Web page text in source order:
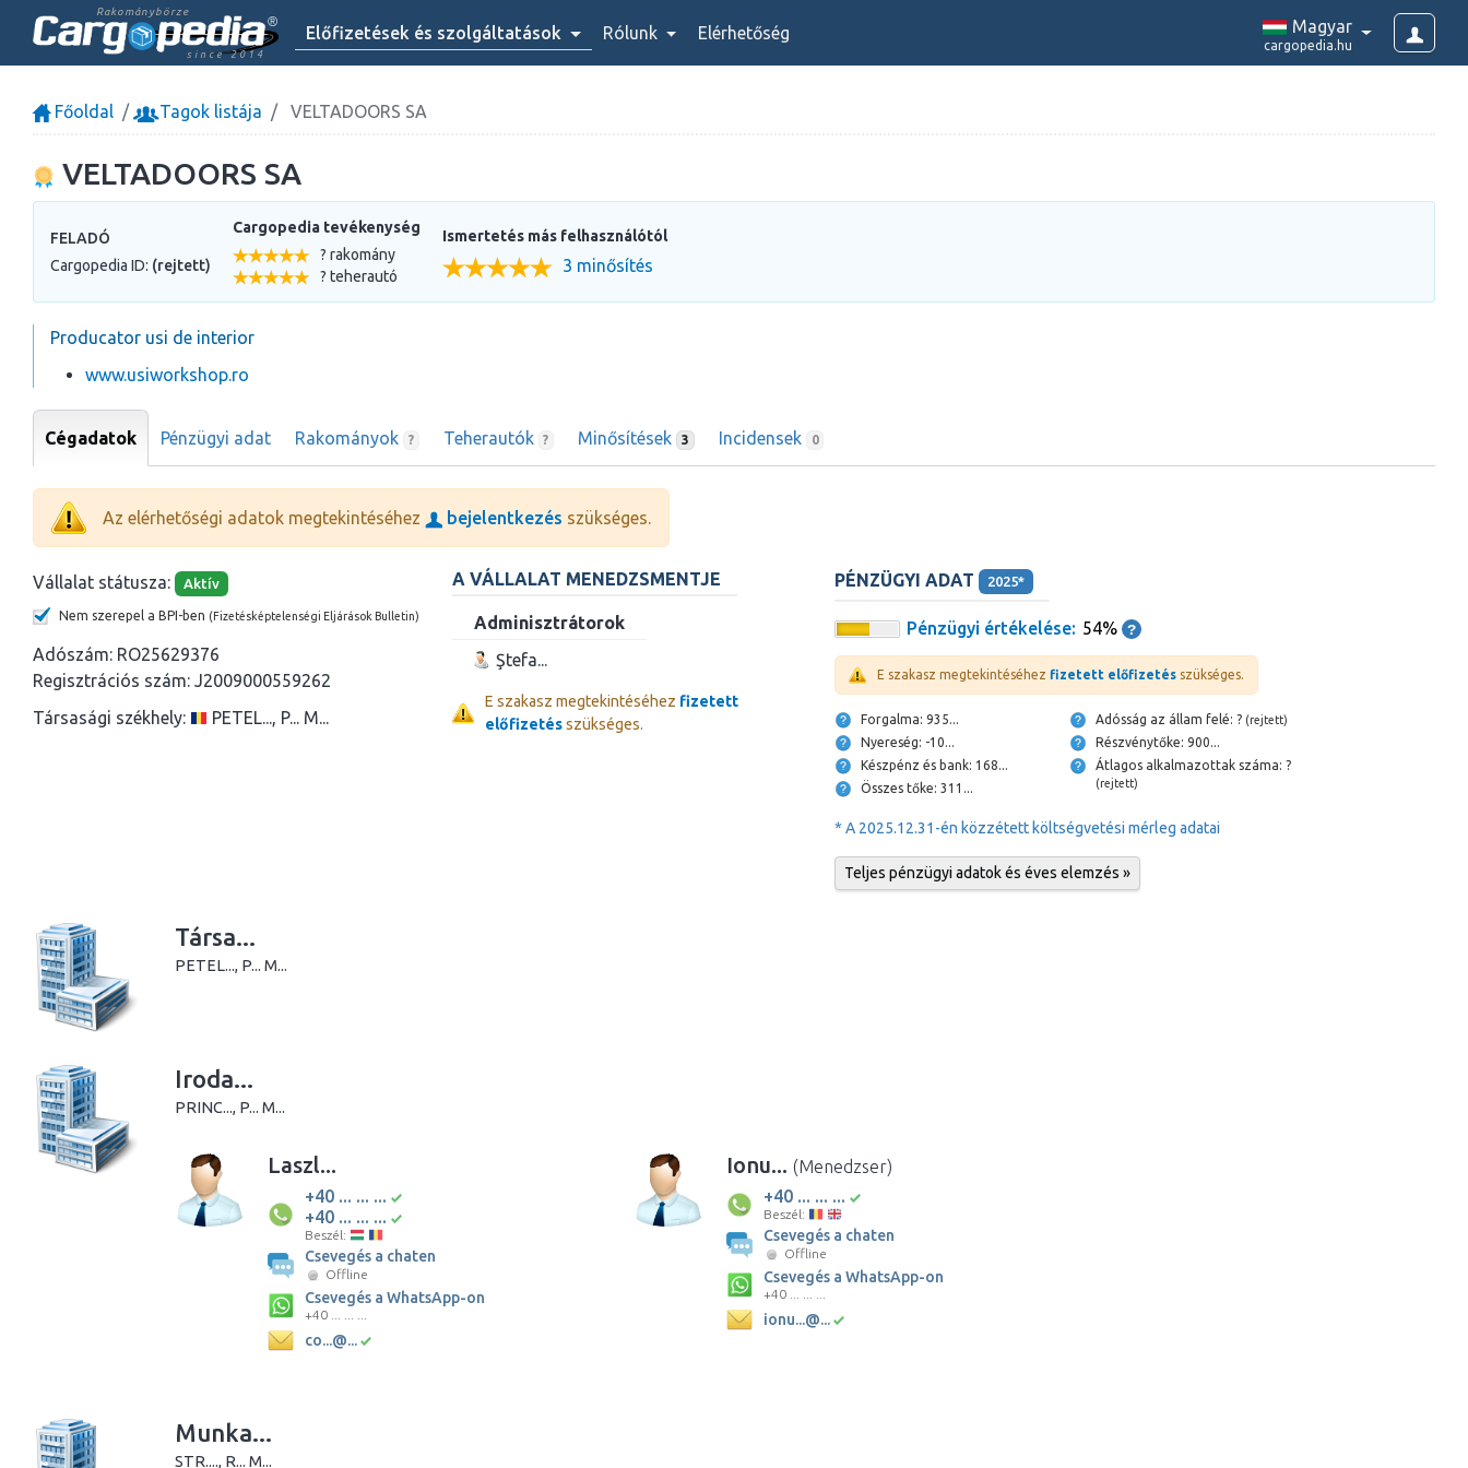
Rakománybörze
since 2014
Előfizetések és szolgáltatások Rólunk Elérhetőség Magyar
cargopedia.hu
Főoldal Tagok listája VELTADOORS SA
VELTADOORS SA
FELADÓ
Cargopedia ID: (rejtett)
Cargopedia tevékenység
? rakomány
? teherautó
Ismertetés más felhasználótól
3 minősítés
Producator usi de interior
www.usiworkshop.ro
Cégadatok Pénzügyi adat Rakományok ? Teherautók ? Minősítések 3 Incidensek 0
Az elérhetőségi adatok megtekintéséhez bejelentkezés szükséges.
Vállalat státusza: Aktív
Nem szerepel a BPI-ben (Fizetésképtelenségi Eljárások Bulletin)
Adószám: RO25629376
Regisztrációs szám: J2009000559262
Társasági székhely:
PETEL..., P... M...
A VÁLLALAT MENEDZSMENTJE
Adminisztrátorok
Ştefa...
E szakasz megtekintéséhez fizetett
előfizetésszükséges.
PÉNZÜGYI ADAT 2025*
Pénzügyi értékelése: 54%
E szakasz megtekintéséhez fizetett előfizetés szükséges.
Forgalma: 935...
Nyereség: -10...
Készpénz és bank: 168...
Összes tőke: 311...
Adósság az állam felé: ? (rejtett)
Részvénytőke: 900...
Átlagos alkalmazottak száma: ?
(rejtett)
* A 2025.12.31-én közzétett költségvetési mérleg adatai
Teljes pénzügyi adatok és éves elemzés »
Társa...
PETEL..., P... M...
Iroda...
PRINC..., P... M...
Laszl...
+40 ... ... ...
+40 ... ... ...
Beszél:
Csevegés a chaten
Offline
Csevegés a WhatsApp-on
+40 ... ... ...
co...@...
Ionu... (Menedzser)
+40 ... ... ...
Beszél:
Csevegés a chaten
Offline
Csevegés a WhatsApp-on
+40 ... ... ...
ionu...@...
Munka...
STR...., R... M...